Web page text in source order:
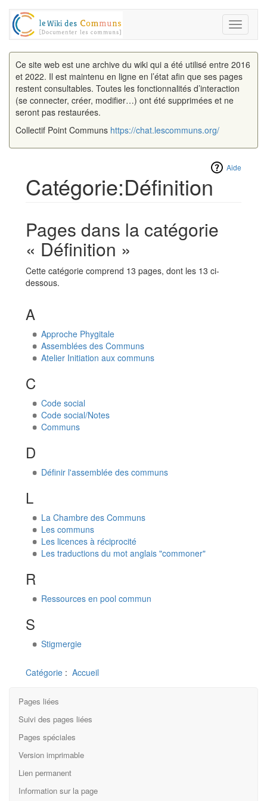
Toggle
Ce site web est une archive du wiki qui a été utilisé entre 2016
et 2022. Il est maintenu en ligne en l’état afin que ses pages
restent consultables. Toutes les fonctionnalités d’interaction
(se connecter, créer, modifier…) ont été supprimées et ne
seront pas restaurées.
Collectif Point Communs https://chat.lescommuns.org/
Aide
Catégorie:Définition
Pages dans la catégorie
« Définition »
Cette catégorie comprend 13 pages, dont les 13 ci-
dessous.
A
Approche Phygitale
Assemblées des Communs
Atelier Initiation aux communs
C
Code social
Code social/Notes
Communs
D
Définir l'assemblée des communs
L
La Chambre des Communs
Les communs
Les licences à réciprocité
Les traductions du mot anglais "commoner"
R
Ressources en pool commun
S
Stigmergie
Catégorie : Accueil
Pages liées
Suivi des pages liées
Pages spéciales
Version imprimable
Lien permanent
Information sur la page